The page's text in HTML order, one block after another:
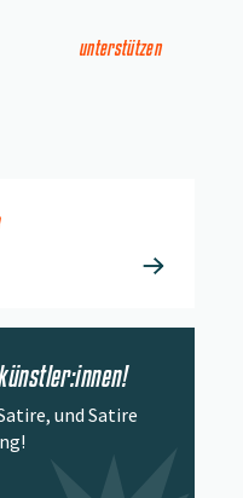
unterstützen
und Satire